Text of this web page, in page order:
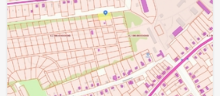
подрядчики возведут для вас дом из: Газобетона Кирпича
Каркасных конструкций СИП-панелей Модульных блоков
Бруса или оцилиндрованного бревна Финансы Льготная
ипотека от 3% годовых Старт строительства без крупных
первоначальных вложений Условия сотрудничества
Агентство «Самолёт Плюс» гарантирует: Юридическое
сопровождение сделки Подбор надежных строительных
компаний Страхование и проверку юридической чистоты
Поддержку на всех этапах (от выбора участка до сдачи
объекта)